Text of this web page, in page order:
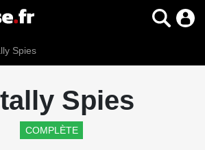
Spies
Spies
COMPLÈTE